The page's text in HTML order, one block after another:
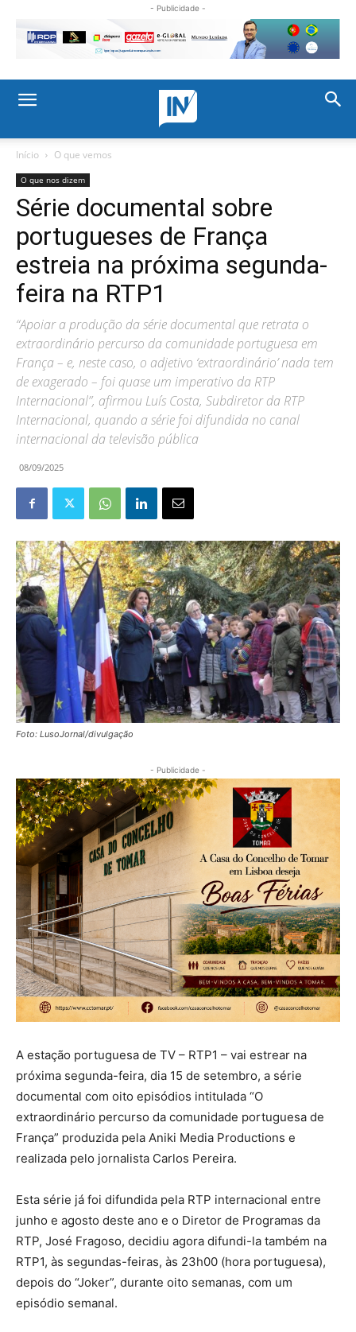
- Publicidade -
Início O que vemos
O que nos dizem
Série documental sobre
portugueses de França
estreia na próxima segunda-
feira na RTP1
“Apoiar a produção da série documental que retrata o
extraordinário percurso da comunidade portuguesa em
França – e, neste caso, o adjetivo ‘extraordinário’ nada tem
de exagerado – foi quase um imperativo da RTP
Internacional”, afirmou Luís Costa, Subdiretor da RTP
Internacional, quando a série foi difundida no canal
internacional da televisão pública
08/09/2025
Foto: LusoJornal/divulgação
- Publicidade -
A estação portuguesa de TV – RTP1 – vai estrear na
próxima segunda-feira, dia 15 de setembro, a série
documental com oito episódios intitulada “O
extraordinário percurso da comunidade portuguesa de
França” produzida pela Aniki Media Productions e
realizada pelo jornalista Carlos Pereira.
Esta série já foi difundida pela RTP internacional entre
junho e agosto deste ano e o Diretor de Programas da
RTP, José Fragoso, decidiu agora difundi-la também na
RTP1, às segundas-feiras, às 23h00 (hora portuguesa),
depois do “Joker”, durante oito semanas, com um
episódio semanal.